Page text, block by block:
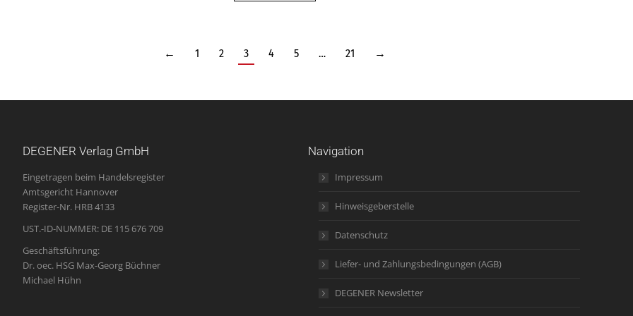
← 1 2 3 4 5 … 21 →
DEGENER Verlag GmbH
Eingetragen beim Handelsregister
Amtsgericht Hannover
Register-Nr. HRB 4133
UST.-ID-NUMMER: DE 115 676 709
Geschäftsführung:
Dr. oec. HSG Max-Georg Büchner
Michael Hühn
Navigation
Impressum
Hinweisgeberstelle
Datenschutz
Liefer- und Zahlungsbedingungen (AGB)
DEGENER Newsletter